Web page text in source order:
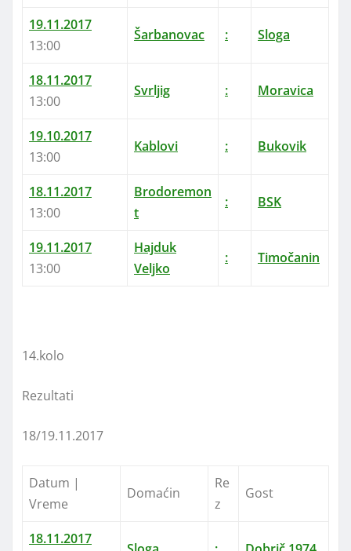
19.11.2017
13:00
Šarbanovac : Sloga
18.11.2017
13:00
Svrljig : Moravica
19.10.2017
13:00
Kablovi : Bukovik
18.11.2017
13:00
Brodoremon
t
: BSK
19.11.2017
13:00
Hajduk
Veljko
: Timočanin
14.kolo
Rezultati
18/19.11.2017
Datum |
Vreme
Domaćin
Re
z
Gost
18.11.2017